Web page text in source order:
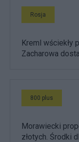
Rosja
Kreml wściekły
Zacharowa
800 plus
Morawiecki
złotych. Środki